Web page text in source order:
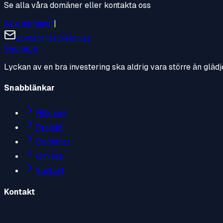
Se alla våra domäner eller kontakta oss
Alla domäner|
doman@secreton.se
Secreton
Lyckan av en bra investering ska aldrig vara större än
Snabblänkar
Räknare
Projekt
Domäner
Om oss
Kontakt
Kontakt